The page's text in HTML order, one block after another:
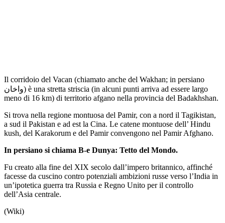
Il corridoio del Vacan (chiamato anche del Wakhan; in persiano
واخان) è una stretta striscia (in alcuni punti arriva ad essere largo
meno di 16 km) di territorio afgano nella provincia del Badakhshan.
Si trova nella regione montuosa del Pamir, con a nord il Tagikistan,
a sud il Pakistan e ad est la Cina. Le catene montuose dell’ Hindu
kush, del Karakorum e del Pamir convengono nel Pamir Afghano.
In persiano si chiama B-e Dunya: Tetto del Mondo.
Fu creato alla fine del XIX secolo dall’impero britannico, affinché
facesse da cuscino contro potenziali ambizioni russe verso l’India in
un’ipotetica guerra tra Russia e Regno Unito per il controllo
dell’Asia centrale.
(Wiki)